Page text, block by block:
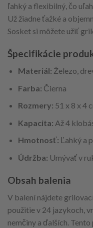
ľahký a flexibilný, čo
Už žiadne ťažké a
Sosket si môžete užiť
Špecifikácie
Materiál: Železo,
Farba: Čierna
Rozmery: 51 x 8 x 4
Kapacita: Až 4
Hmotnosť: Ľahký a
Údržba: Umývať v
Obsah balenia
V balení nájdete
použitie v 24 jazykoch,
nemčiny a ďalších.